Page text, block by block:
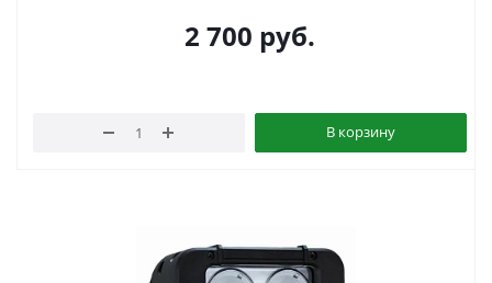
2 700 руб.
В корзину